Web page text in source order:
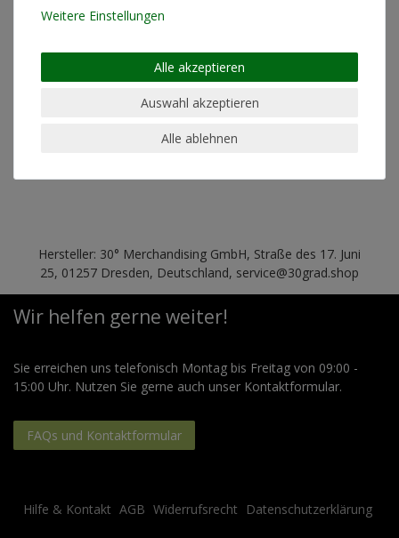
geeignet für chemische
geeignet für Bügeln
nein
Materialzusammensetzung
100% Baumwolle
Standard Fit (normale
Passform)
Hersteller: 30° Merchandising GmbH, Straße des 17. Juni
25, 01257 Dresden, Deutschland, service@30grad.shop
Wir helfen gerne weiter!
Sie erreichen uns telefonisch Montag bis Freitag von 09:00 -
15:00 Uhr. Nutzen Sie gerne auch unser Kontaktformular.
FAQs und Kontaktformular
Hilfe & Kontakt AGB Widerrufsrecht Datenschutzerklärung
Weitere Einstellungen
Alle akzeptieren
Auswahl akzeptieren
Alle ablehnen